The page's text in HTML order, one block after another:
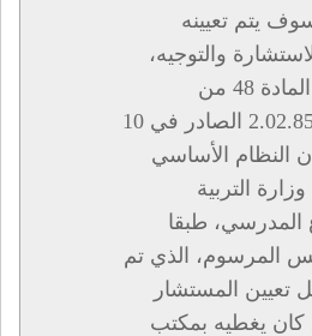
يتم تعيينه
والتوجيه،
المشار إليها في المادة 48 من
المرسوم رقم 2.02.854 الصادر في 10
2003 بشأن النظام الأساسي
التربية
المدرسي، طبقا
من نفس المرسوم، الذي تم
تعيين المستشار
كان يغطيه بمكتب